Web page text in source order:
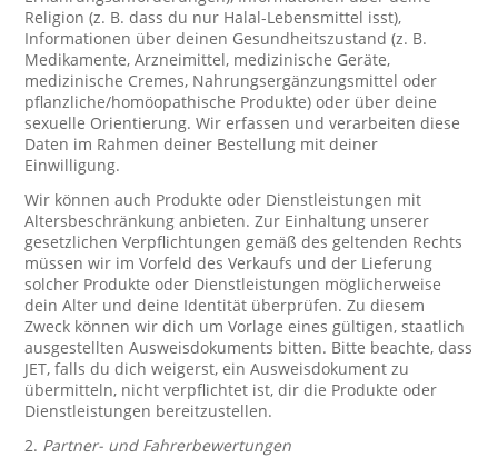
Religion (z. B. dass du nur Halal-Lebensmittel isst),
Informationen über deinen Gesundheitszustand (z. B.
Medikamente, Arzneimittel, medizinische Geräte,
medizinische Cremes, Nahrungsergänzungsmittel oder
pflanzliche/homöopathische Produkte) oder über deine
sexuelle Orientierung. Wir erfassen und verarbeiten diese
Daten im Rahmen deiner Bestellung mit deiner
Einwilligung.
Wir können auch Produkte oder Dienstleistungen mit
Altersbeschränkung anbieten. Zur Einhaltung unserer
gesetzlichen Verpflichtungen gemäß des geltenden Rechts
müssen wir im Vorfeld des Verkaufs und der Lieferung
solcher Produkte oder Dienstleistungen möglicherweise
dein Alter und deine Identität überprüfen. Zu diesem
Zweck können wir dich um Vorlage eines gültigen, staatlich
ausgestellten Ausweisdokuments bitten. Bitte beachte, dass
JET, falls du dich weigerst, ein Ausweisdokument zu
übermitteln, nicht verpflichtet ist, dir die Produkte oder
Dienstleistungen bereitzustellen.
2. Partner- und Fahrerbewertungen